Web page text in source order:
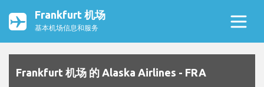
Frankfurt 机场
基本机场信息和服务
Frankfurt 机场 的 Alaska Airlines - FRA